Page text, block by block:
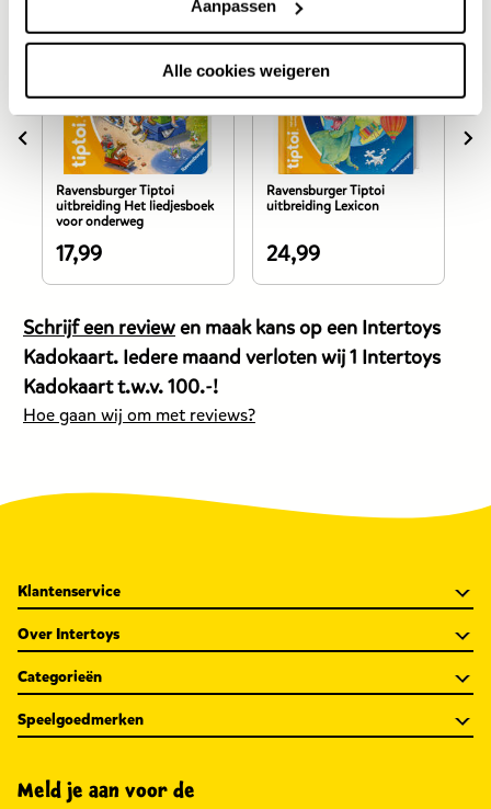
Aanpassen
Alle cookies weigeren
Ravensburger Tiptoi
uitbreiding Het liedjesboek
voor onderweg
De
prijs
van
dit
product
is
17,99
17,99
Ravensburger Tiptoi
uitbreiding Lexicon
De
prijs
van
dit
product
24,99
Schrijf een reviewen maak kans op een Intertoys
Kadokaart. Iedere maand verloten wij 1 Intertoys
Kadokaart t.w.v. 100.-!
Hoe gaan wij om met reviews?
Klantenservice
Over Intertoys
Categorieën
Speelgoedmerken
Meld je aan voor de